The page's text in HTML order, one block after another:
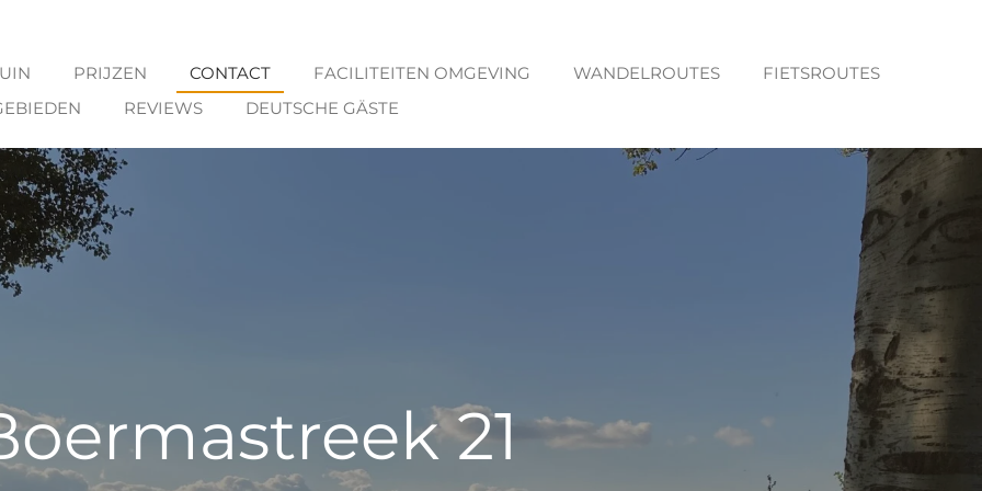
PRIJZEN CONTACT FACILITEITEN OMGEVING WANDELROUTES
FIETSROUTES
REVIEWS DEUTSCHE GÄSTE
21